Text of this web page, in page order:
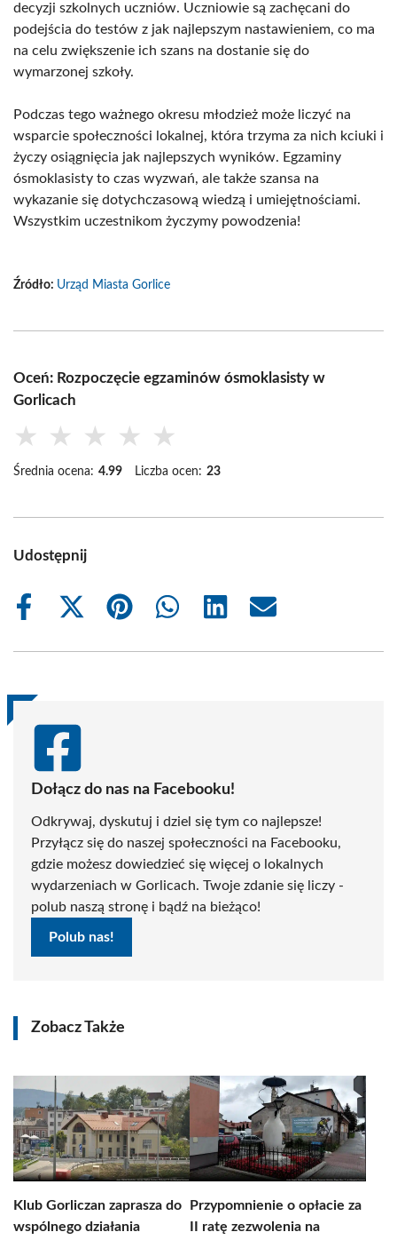
decyzji szkolnych uczniów. Uczniowie są zachęcani do
podejścia do testów z jak najlepszym nastawieniem, co ma
na celu zwiększenie ich szans na dostanie się do
wymarzonej szkoły.
Podczas tego ważnego okresu młodzież może liczyć na
wsparcie społeczności lokalnej, która trzyma za nich kciuki i
życzy osiągnięcia jak najlepszych wyników. Egzaminy
ósmoklasisty to czas wyzwań, ale także szansa na
wykazanie się dotychczasową wiedzą i umiejętnościami.
Wszystkim uczestnikom życzymy powodzenia!
Źródło: Urząd Miasta Gorlice
Oceń: Rozpoczęcie egzaminów ósmoklasisty w
Gorlicach
★ ★ ★ ★ ★
Średnia ocena: 4.99 Liczba ocen: 23
Udostępnij
Share
Share
(Twitter)
Share
Share
Share
Share
Dołącz do nas na Facebooku!
Odkrywaj, dyskutuj i dziel się tym co najlepsze!
Przyłącz się do naszej społeczności na Facebooku,
gdzie możesz dowiedzieć się więcej o lokalnych
wydarzeniach w Gorlicach. Twoje zdanie się liczy -
polub naszą stronę i bądź na bieżąco!
Polub nas!
Zobacz Także
Klub Gorliczan zaprasza do
wspólnego działania
Przypomnienie o opłacie za
II ratę zezwolenia na